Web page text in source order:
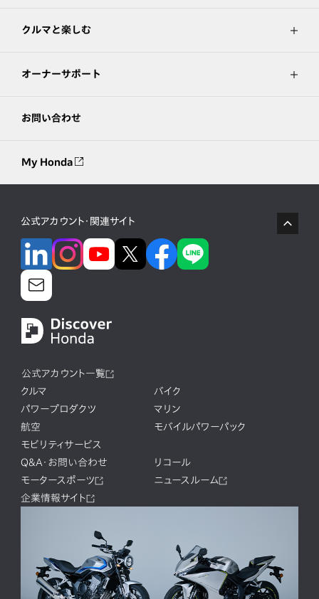
クルマと楽しむ
オーナーサポート
お問い合わせ
My Honda
公式アカウント・関連サイト
公式アカウント一覧
クルマ
バイク
パワープロダクツ
マリン
航空
モバイルパワーパック
モビリティサービス
Q&A・お問い合わせ
リコール
モータースポーツ
ニュースルーム
企業情報サイト